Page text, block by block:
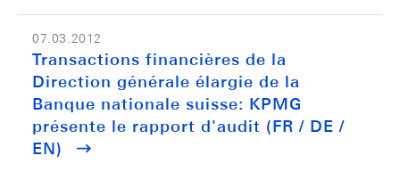
07.03.2012
Transactions financières de la
Direction générale élargie de la
Banque nationale suisse: KPMG
présente le rapport d'audit (FR / DE /
EN)